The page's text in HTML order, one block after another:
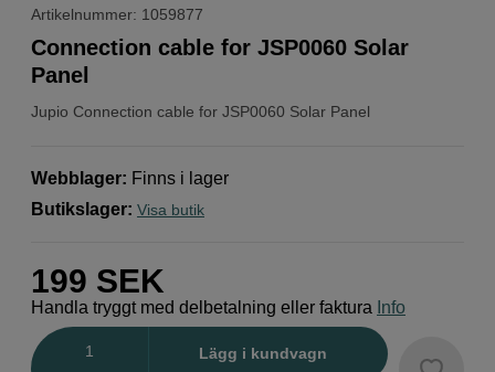
Artikelnummer: 1059877
Jupio Connection cable for JSP0060 Solar Panel
Connection cable for JSP0060 Solar
Panel
Webblager: Finns i lager
Butikslager: Visa butik
199 SEK
Handla tryggt med delbetalning eller faktura Info
Lägg i kundvagn